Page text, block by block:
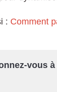
: Comment
vous